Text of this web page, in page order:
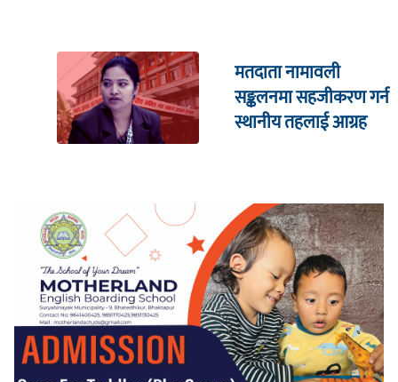
मतदाता नामावली
सङ्कलनमा सहजीकरण गर्न
स्थानीय तहलाई आग्रह